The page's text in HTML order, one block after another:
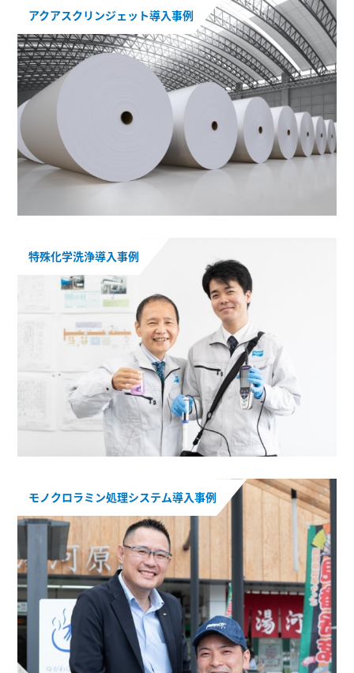
アクアスクリンジェット導入事例
特殊化学洗浄導入事例
モノクロラミン処理システム導入事例